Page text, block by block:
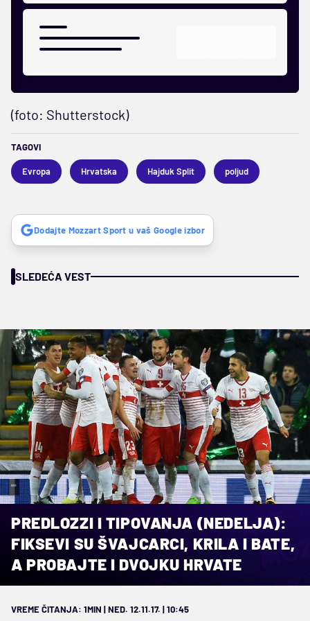
(foto: Shutterstock)
TAGOVI
Evropa Hrvatska Hajduk Split poljud
Dodajte Mozzart Sport u vaš Google izbor
SLEDEĆA VEST
""
PREDLOZZI I TIPOVANJA (NEDELJA):
FIKSEVI SU ŠVAJCARCI, KRILA I BATE,
A PROBAJTE I DVOJKU HRVATE
VREME ČITANJA: 1MIN | NED. 12.11.17. | 10:45